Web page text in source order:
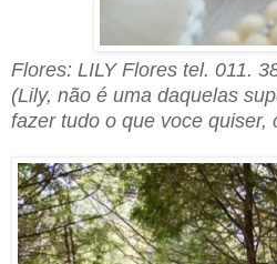
Flores: LILY Flores tel. 011.
(Lily, não é uma daquelas
fazer tudo o que voce quiser,